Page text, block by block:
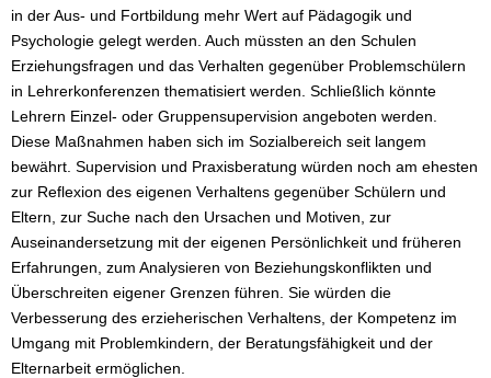
in der Aus- und Fortbildung mehr Wert auf Pädagogik und
Psychologie gelegt werden. Auch müssten an den Schulen
Erziehungsfragen und das Verhalten gegenüber Problemschülern
in Lehrerkonferenzen thematisiert werden. Schließlich könnte
Lehrern Einzel- oder Gruppensupervision angeboten werden.
Diese Maßnahmen haben sich im Sozialbereich seit langem
bewährt. Supervision und Praxisberatung würden noch am ehesten
zur Reflexion des eigenen Verhaltens gegenüber Schülern und
Eltern, zur Suche nach den Ursachen und Motiven, zur
Auseinandersetzung mit der eigenen Persönlichkeit und früheren
Erfahrungen, zum Analysieren von Beziehungskonflikten und
Überschreiten eigener Grenzen führen. Sie würden die
Verbesserung des erzieherischen Verhaltens, der Kompetenz im
Umgang mit Problemkindern, der Beratungsfähigkeit und der
Elternarbeit ermöglichen.